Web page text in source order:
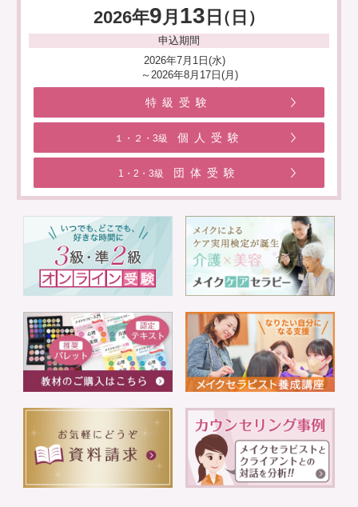
2026年9月 13 日（日）
申込期間
2026年7月1日(水)
～2026年8月17日(月)
特級受験
１・２・3級 個人受験
1・2・3級 団体受験